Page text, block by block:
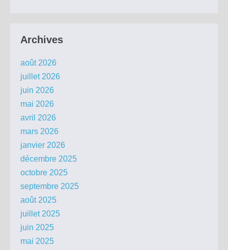
Archives
août 2026
juillet 2026
juin 2026
mai 2026
avril 2026
mars 2026
janvier 2026
décembre 2025
octobre 2025
septembre 2025
août 2025
juillet 2025
juin 2025
mai 2025